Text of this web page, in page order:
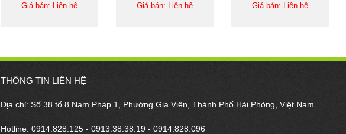
Giá bán: Liên hệ Giá bán: Liên hệ Giá bán: Liên hệ
THÔNG TIN LIÊN HỆ
Địa chỉ: Số 38 tổ 8 Nam Pháp 1, Phường Gia Viên, Thành Phố Hải Phòng, Việt Nam
Hotline: 0914.828.125 - 0913.38.38.19 - 0914.828.096